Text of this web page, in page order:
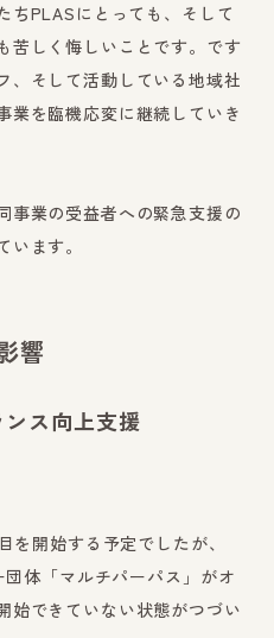
ちPLASにとっても、そして
苦しく悔しいことです。です
、そして活動している地域社
業を臨機応変に継続していき
事業の受益者への緊急支援の
ます。
響
ス向上支援
を開始する予定でしたが、
体「マルチパーパス」がオ
始できていない状態がつづい